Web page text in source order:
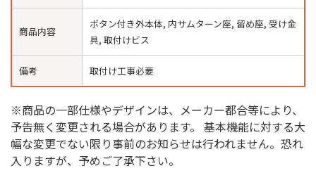
商品内容
ボタン付き外本体, 内サムターン座, 留め座, 受け金
具, 取付けビス
備考 取付け工事必要
※商品の一部仕様やデザインは、メーカー都合等により、
予告無く変更される場合があります。 基本機能に対する大
幅な変更でない限り事前のお知らせは行われません。恐れ
入りますが、予めご了承下さい。